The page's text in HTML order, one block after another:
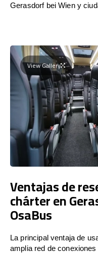
Gerasdorf bei Wien y
View Gallery
Ventajas de
chárter en
OsaBus
La principal ventaja de
amplia red de